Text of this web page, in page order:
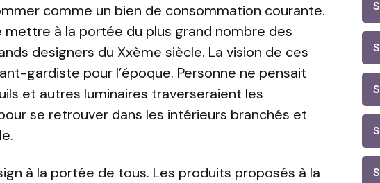
comme un bien de consommation courante.
mettre à la portée du plus grand nombre des
designers du Xxème siècle. La vision de ces
gardiste pour l’époque. Personne ne pensait
et autres luminaires traverseraient les
se retrouver dans les intérieurs branchés et
à la portée de tous. Les produits proposés à la